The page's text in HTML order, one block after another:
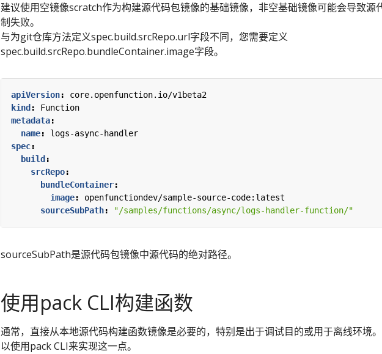
建议使用空镜像scratch作为构建源代码包镜像的基础镜像，非空基础镜像可能会导致源
制失败。
与为git仓库方法定义spec.build.srcRepo.url字段不同，您需要定义
spec.build.srcRepo.bundleContainer.image字段。
apiVersion:
core.openfunction.io/v1beta2
kind :
Function
metadata:
name:
logs-async-handler
spec:
build :
srcRepo:
bundleContainer:
image:
openfunctiondev/sample-source-code:latest
sourceSubPath: "/samples/functions/async/logs-handler-function/"
sourceSubPath是源代码包镜像中源代码的绝对路径。
使用pack CLI构建函数
通常，直接从本地源代码构建函数镜像是必要的，特别是出于调试目的或用于离线环境
以使用pack CLI来实现这一点。